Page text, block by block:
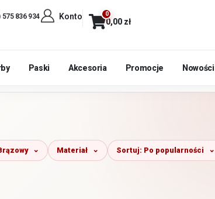
575 836 934 Konto 0
0,00 zł
Paski Akcesoria Promocje Nowości
Materiał Sortuj: Po popularności